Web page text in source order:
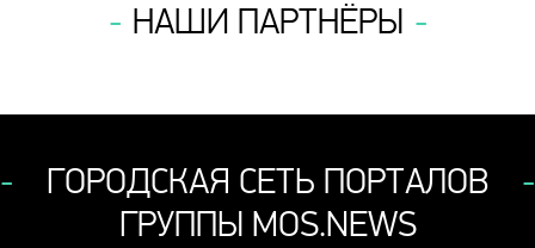
НАШИ ПАРТНЁРЫ
ГОРОДСКАЯ СЕТЬ ПОРТАЛОВ
ГРУППЫ MOS.NEWS